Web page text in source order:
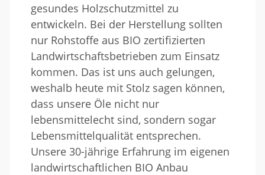
gesundes Holzschutzmittel zu
entwickeln. Bei der Herstellung sollten
nur Rohstoffe aus BIO zertifizierten
Landwirtschaftsbetrieben zum Einsatz
kommen. Das ist uns auch gelungen,
weshalb heute mit Stolz sagen können,
dass unsere Öle nicht nur
lebensmittelecht sind, sondern sogar
Lebensmittelqualität entsprechen.
Unsere 30-jährige Erfahrung im eigenen
landwirtschaftlichen BIO Anbau